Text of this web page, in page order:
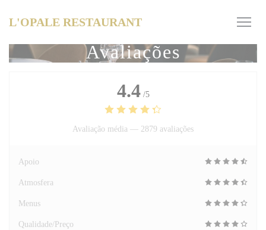
L'OPALE RESTAURANT
Avaliações
4.4 /5
Avaliação média — 2879 avaliações
Apoio
Atmosfera
Menus
Qualidade/Preço